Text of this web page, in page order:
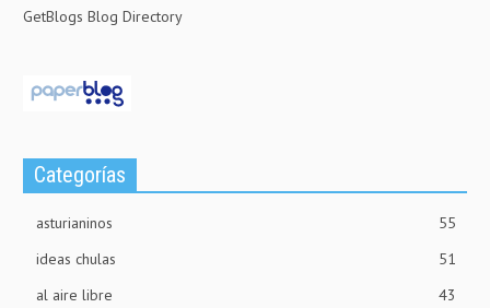
GetBlogs Blog Directory
Categorías
asturianinos
55
ideas chulas
51
al aire libre
43